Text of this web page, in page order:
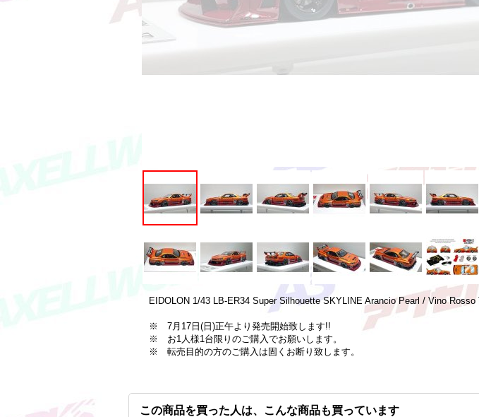
EIDOLON 1/43 LB-ER34 Super Silhouette SKYLINE Arancio Pearl / Vino
※ 7月17日(日)正午より発売開始致します!!
※ お1人様1台限りのご購入でお願いします。
※ 転売目的の方のご購入は固くお断り致します。
この商品を買った人は、こんな商品も買っています